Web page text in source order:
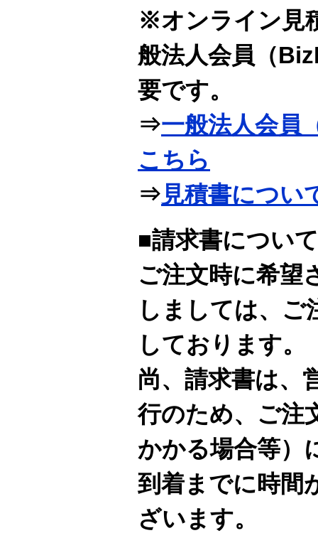
※オンライン見
般法人会員（
要です。
⇒一般法人会員
こちら
⇒ 見積書につい
■請求書について
ご注文時に希望
しましては、ご
しております。
尚、請求書は、
行のため、ご注
かかる場合等）
到着までに時間
ざいます。